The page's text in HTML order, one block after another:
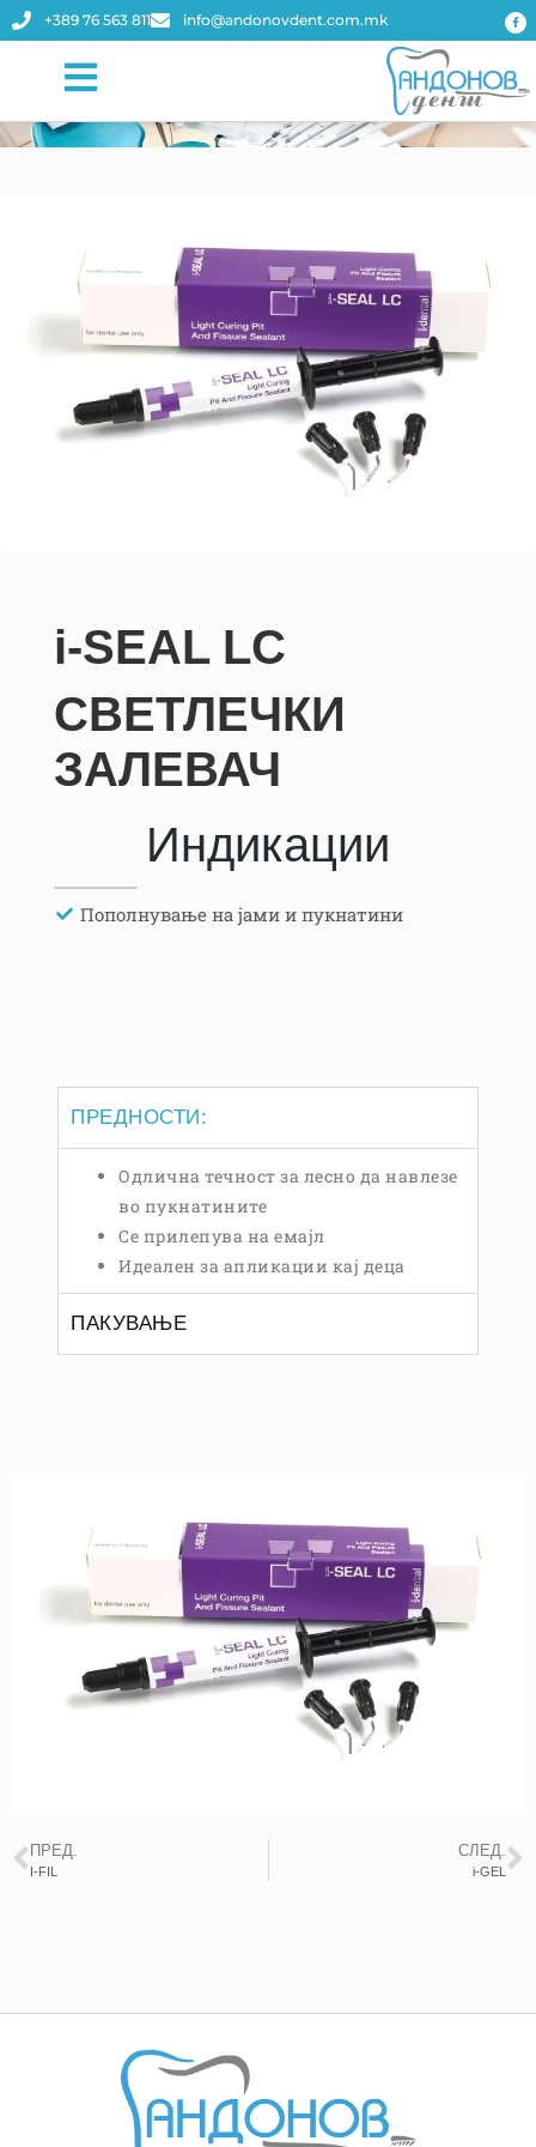
+389 76 563 811 info@andonovdent.com.mk
i-SEAL LC
СВЕТЛЕЧКИ
ЗАЛЕВАЧ
Индикации
Пополнување на јами и пукнатини
ПРЕДНОСТИ:
Одлична течност за лесно да навлезе
во пукнатините
Се прилепува на емајл
Идеален за апликации кај деца
ПАКУВАЊЕ
ПРЕД.
I-FIL
СЛЕД.
i-GEL